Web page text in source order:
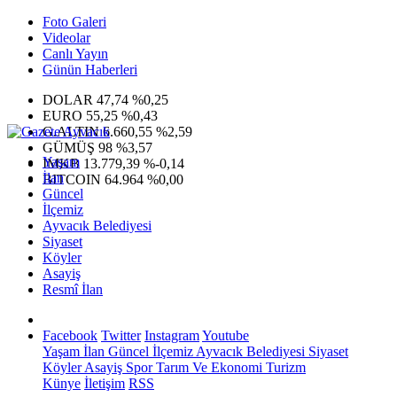
Foto Galeri
Videolar
Canlı Yayın
Günün Haberleri
DOLAR 47,74 %0,25
EURO 55,25 %0,43
G.ALTIN6.660,55 %2,59
GÜMÜŞ 98 %3,57
IMKB 13.779,39 %-0,14
BITCOIN 64.964 %0,00
Yaşam
İlan
Güncel
İlçemiz
Ayvacık Belediyesi
Siyaset
Köyler
Asayiş
Resmî İlan
Facebook Twitter InstagramYoutube
Yaşam İlan Güncel İlçemiz Ayvacık Belediyesi Siyaset
KöylerAsayiş SporTarım Ve Ekonomi Turizm
Künye İletişim RSS